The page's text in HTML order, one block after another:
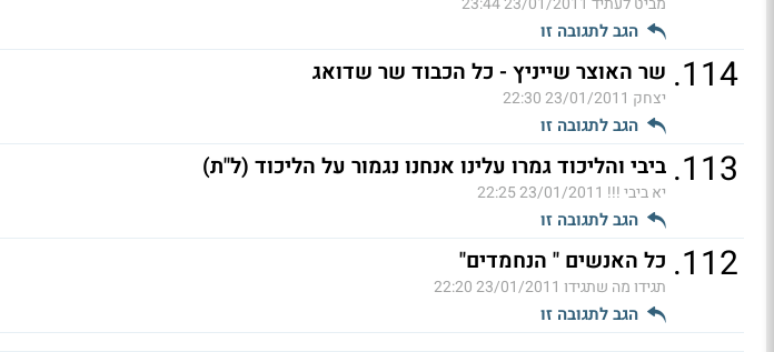
הגב לתגובה זו
114
. שר האוצר שייניץ - כל הכבוד שר שדואג
יצחק 23/01/2011 22:30
הגב לתגובה זו
113
. ביבי והליכוד גמרו עלינו אנחנו נגמור על הליכוד (ל"ת)
יא ביבי !!! 23/01/2011 22:25
הגב לתגובה זו
112
. כל האנשים " הנחמדים"
תגידו מה שתגידו 23/01/2011 22:20
הגב לתגובה זו